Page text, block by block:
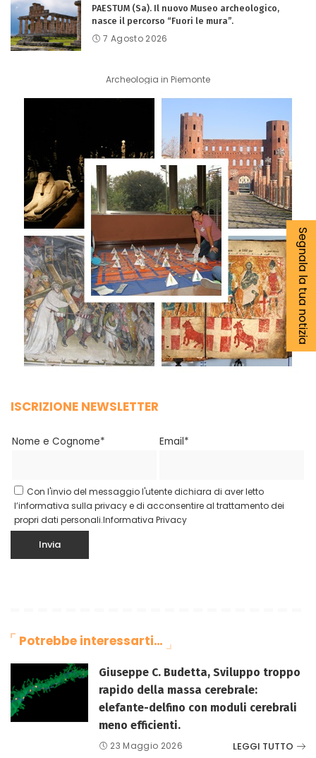
PAESTUM (Sa). Il nuovo Museo archeologico,
nasce il percorso “Fuori le mura”.
7 Agosto 2026
Archeologia in Piemonte
ISCRIZIONE NEWSLETTER
Nome e Cognome* Email*
Con l'invio del messaggio l'utente dichiara di aver letto
l’informativa sulla privacy e di acconsentire al trattamento dei
propri dati personali.Informativa Privacy
Potrebbe interessarti…
Giuseppe C. Budetta, Sviluppo troppo
rapido della massa cerebrale:
elefante-delfino con moduli cerebrali
meno efficienti.
23 Maggio 2026 LEGGI TUTTO
Segnala la tua notizia